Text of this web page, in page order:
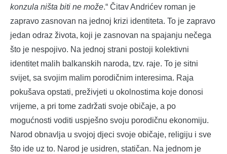
konzula ništa biti ne može.“ Čitav Andrićev roman je
zapravo zasnovan na jednoj krizi identiteta. To je zapravo
jedan odraz života, koji je zasnovan na spajanju nečega
što je nespojivo. Na jednoj strani postoji kolektivni
identitet malih balkanskih naroda, tzv. raje. To je sitni
svijet, sa svojim malim porodičnim interesima. Raja
pokušava opstati, preživjeti u okolnostima koje donosi
vrijeme, a pri tome zadržati svoje običaje, a po
mogućnosti voditi uspješno svoju porodičnu ekonomiju.
Narod obnavlja u svojoj djeci svoje običaje, religiju i sve
što ide uz to. Narod je usidren, statičan. Na jednom je